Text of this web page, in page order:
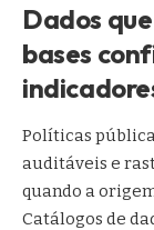
Dados
bases
Políticas
auditáveis e
quando a
Catálogos de